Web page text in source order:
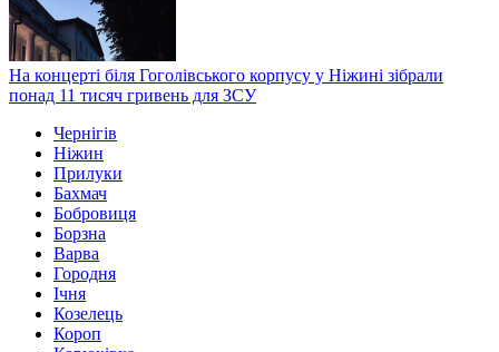
На концерті біля Гоголівського корпусу у Ніжині зібрали
понад 11 тисяч гривень для ЗСУ
Чернігів
Ніжин
Прилуки
Бахмач
Бобровиця
Борзна
Варва
Городня
Ічня
Козелець
Короп